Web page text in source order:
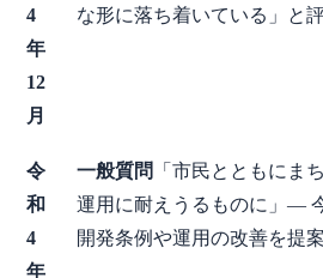
4
年
12
月
な形に落ち着いている」と
令
和
4
年
一般質問
「市民とともにま
運用に耐えうるものに」—
開発条例や運用の改善を提案